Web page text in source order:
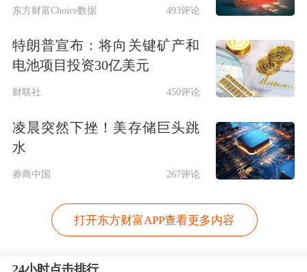
本周早些时候，投资者认购需求极为旺
盛，促使Cerebras将发行价区间从此前
的115-125美元上调至150-160美元，为
备受期待的IPO大年奠定了基调。
此前，由于2022年通胀飙升引发市场低
迷，美国科技IPO市场持续遇冷。不
IPO潮”。
报道称，SpaceX
东方财富Choice数据 493评论
特朗普宣布：将向关键矿产和
电池项目投资30亿美元
财联社 450评论
凌晨突然下挫！美存储巨头跳
水
券商中国 267评论
打开东方财富APP查看更多内容